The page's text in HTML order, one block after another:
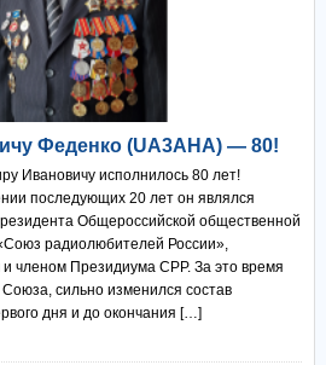
Феденко (UA3AHA) — 80!
Ивановичу исполнилось 80 лет!
последующих 20 лет он являлся
Общероссийской общественной
радиолюбителей России»,
членом Президиума СРР. За это время
сильно изменился состав
дня и до окончания […]